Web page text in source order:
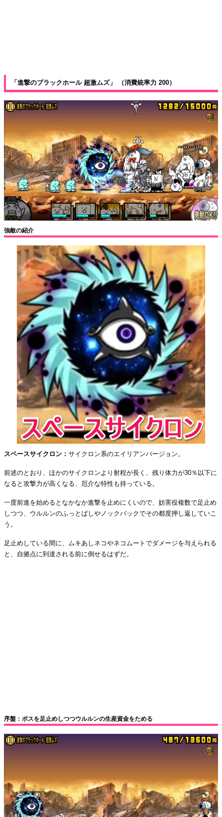
「進撃のブラックホール 超激ムズ」 （消費統率力 200）
強敵の紹介
スペースサイクロン： サイクロン系のエイリアンバージョン。
前述のとおり、ほかのサイクロンより射程が長く、残り体力が30％以下に
なると攻撃力が高くなる、厄介な特性も持っている。
一度前進を始めるとなかなか進撃を止めにくいので、妨害役複数で足止め
しつつ、ウルルンのふっとばしやノックバックでその都度押し返していこ
う。
足止めしている間に、ムキあしネコやネコムートでダメージを与えられる
と、自拠点に到達される前に倒せるはずだ。
序盤：ボスを足止めしつつウルルンの生産資金をためる